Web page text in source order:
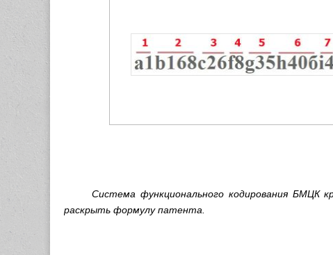
Система функционального кодирования БМЦК
раскрыть формулу патента.